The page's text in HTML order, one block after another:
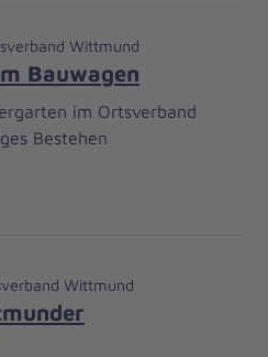
Wittmund
Bauwagen
im Ortsverband
Bestehen
Wittmund